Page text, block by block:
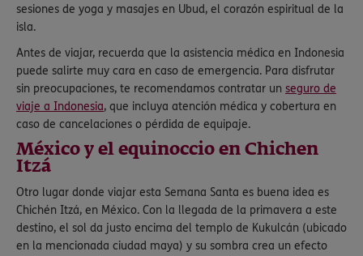
sesiones de yoga y masajes en Ubud, el corazón espiritual de la
isla.
Antes de viajar, recuerda que la asistencia médica en Indonesia
puede salirte muy cara en caso de emergencia. Para disfrutar
sin preocupaciones, te recomendamos contratar un seguro de
viaje a Indonesia, que incluya atención médica y cobertura en
caso de cancelaciones o pérdida de equipaje.
México y el equinoccio en Chichen
Itzá
Otro lugar donde viajar esta Semana Santa es buena idea es
Chichén Itzá, en México. Con la llegada de la primavera a este
destino, el sol da justo encima del templo de Kukulcán (ubicado
en la mencionada ciudad maya) y su sombra crea un efecto